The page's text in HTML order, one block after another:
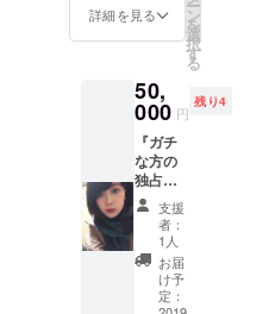
にご明
イブに
ご招待
りチ
ケッ
ト、ラ
イブや
チケッ
トの詳
細は他
のプラ
ン参
プラン
らの手
紙とい
う名の
日記を
お届け
・サイ
ン＆個
人的に
好きな
名言を
書いた
葉書サ
日）に
ご招待
⭐︎場所は
日程は
まずこ
ちらか
ら候補
を挙げ
させて
頂き、
その後
調整し
て開催
致しま
す。 ⭐︎
詳細を見る ー
ン
を
選
択
す
る
50,
000 円
残り4
『ガチ
な方の
独占プ
ラン』
・完成
したサ
イン入
りZINE
をお届
支援
者：
1人
お届
け予
定：